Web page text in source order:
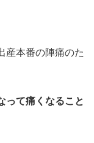
産本番の陣痛のた
って痛くなること